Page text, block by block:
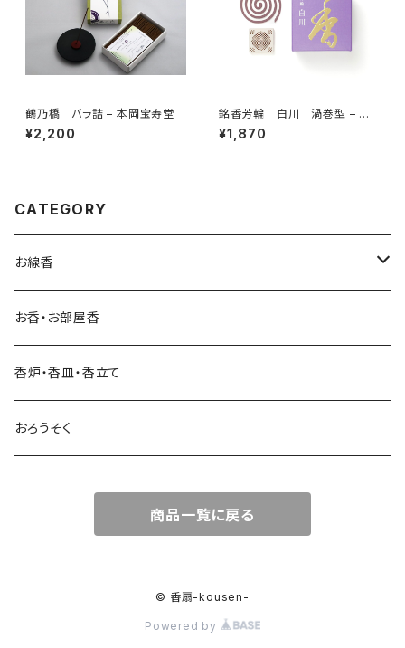
鶴乃橋 バラ詰 – 本岡宝寿堂
¥2,200
銘香芳輪 白川 渦巻型 – 松
栄堂
¥1,870
CATEGORY
お線香
ご進物
実用線香
長尺線香
お香・お部屋香
香炉・香皿・香立て
おろうそく
商品一覧に戻る
© 香扇-kousen-
Powered by